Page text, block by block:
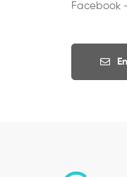
Facebook